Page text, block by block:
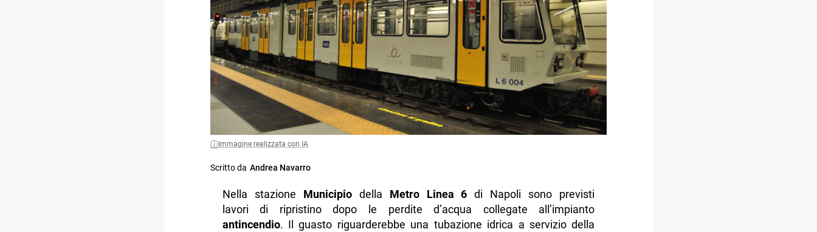
Immagine realizzata con IA
Scritto da Andrea Navarro
Nella stazione Municipiodella Metro Linea 6 di Napoli sono previsti
lavori di ripristino dopo le perdite d’acqua collegate all’impianto
antincendio. Il guasto riguarderebbe una tubazione idrica a servizio della